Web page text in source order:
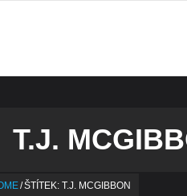
T.J.
/ŠTÍTEK: T.J. MCGIBBON